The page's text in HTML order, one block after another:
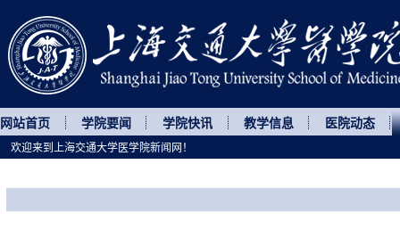
网站首页 学院要闻 学院快讯 教学信息 医院动态
欢迎来到上海交通大学医学院新闻网！